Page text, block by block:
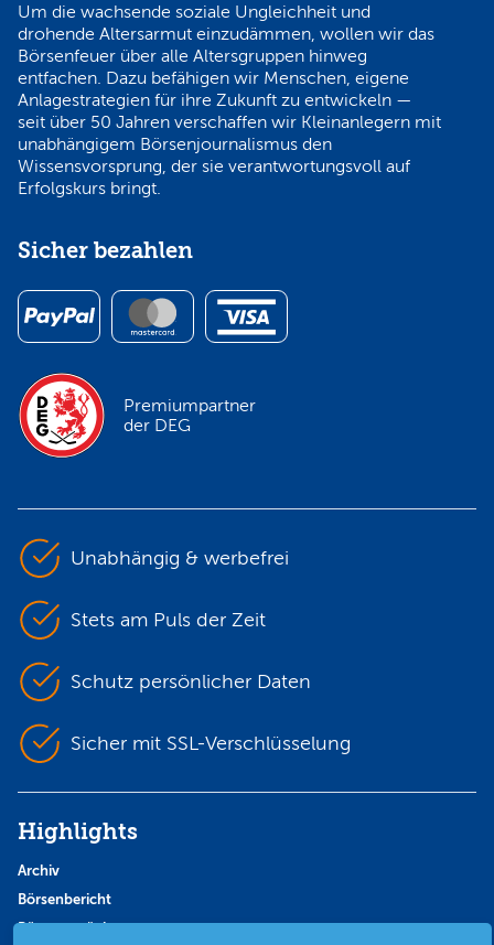
Um die wachsende soziale Ungleichheit und
drohende Altersarmut einzudämmen, wollen wir das
Börsenfeuer über alle Altersgruppen hinweg
entfachen. Dazu befähigen wir Menschen, eigene
Anlagestrategien für ihre Zukunft zu entwickeln —
seit über 50 Jahren verschaffen wir Kleinanlegern mit
unabhängigem Börsenjournalismus den
Wissensvorsprung, der sie verantwortungsvoll auf
Erfolgskurs bringt.
Sicher bezahlen
Premiumpartner
der DEG
Unabhängig & werbefrei
Stets am Puls der Zeit
Schutz persönlicher Daten
Sicher mit SSL-Verschlüsselung
Highlights
Archiv
Börsenbericht
Börsengerüchte